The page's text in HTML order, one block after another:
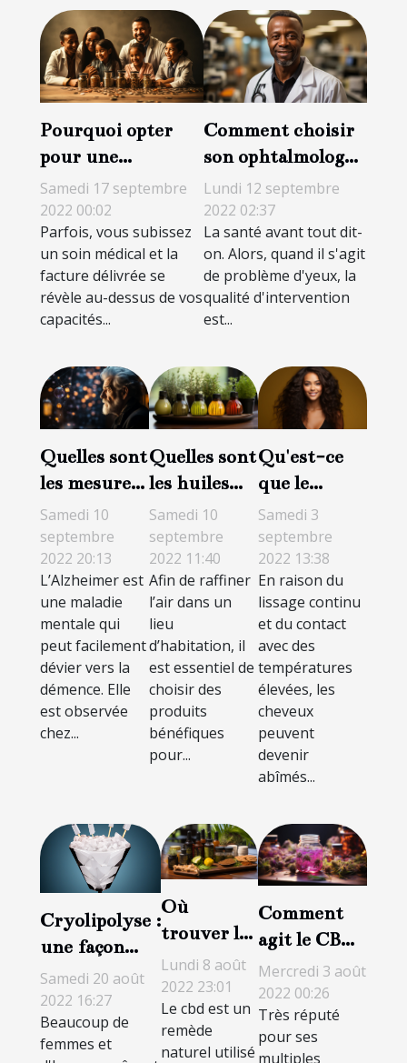
Pourquoi opter
pour une
protection
complémentaire
santé ?
Samedi 17 septembre
2022 00:02
Parfois, vous subissez
un soin médical et la
facture délivrée se
révèle au-dessus de vos
capacités...
Comment choisir
son ophtalmologue
?Lundi 12 septembre
2022 02:37
La santé avant tout dit-
on. Alors, quand il s'agit
de problème d'yeux, la
qualité d'intervention
est...
Quelles sont
les mesures
de gestion
de
l’Alzheimer
à Paris ?
Samedi 10
septembre
2022 20:13
L’Alzheimer est
une maladie
mentale qui
peut facilement
dévier vers la
démence. Elle
est observée
chez...
Quelles sont
les huiles
essentielles
à mettre
dans un
diffuseur ?
Samedi 10
septembre
2022 11:40
Afin de raffiner
l’air dans un
lieu
d’habitation, il
est essentiel de
choisir des
produits
bénéfiques
pour...
Qu'est-ce
que le
lissage
brésilien et
comment il
affecte les
cheveux ?
Samedi 3
septembre
2022 13:38
En raison du
lissage continu
et du contact
avec des
températures
élevées, les
cheveux
peuvent
devenir
abîmés...
Cryolipolyse :
une façon
moderne de
perdre du
poids sans
douleur ?
Samedi 20 août
2022 16:27
Beaucoup de
femmes et
Où
trouver le
cbd de
qualité à
Saint-
Cyprien ?
Lundi 8 août
2022 23:01
Le cbd est un
remède
naturel utilisé
Comment
agit le CBD
sur le
cerveau ?
Mercredi 3 août
2022 00:26
Très réputé
pour ses
multiples